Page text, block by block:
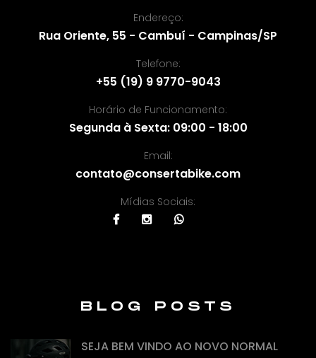
Endereço:
Rua Oriente, 55 - Cambuí - Campinas/SP
Telefone:
+55 (19) 9 9770-9043
Horário de Funcionamento:
Segunda à Sexta: 09:00 - 18:00
Email:
contato@consertabike.com
Mídias Sociais:
BLOG POSTS
SEJA BEM VINDO AO NOVO NORMAL